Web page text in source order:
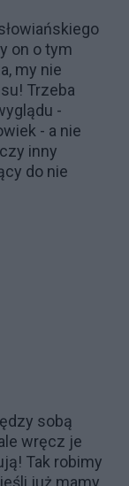
on o tym
my nie
Trzeba
-
- a nie
inny
do nie
sobą
wręcz je
Tak robimy
już mamy